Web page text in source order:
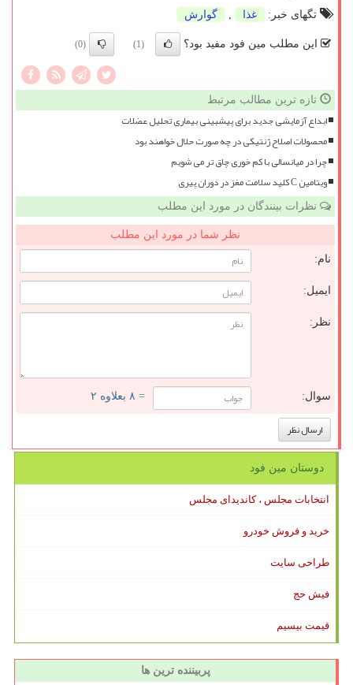
تگهای خبر:
غذا گوارش
این مطلب مین فود مفید بود؟ (1)
(0)
تازه ترین مطالب مرتبط
ابداع آزمایشی جدید برای پیشبینی بیماری تحلیل عضلات
محصولات اصلاح ژنتیکی در چه صورت حلال خواهند بود
چرا در میانسالی با کم خوری چاق تر می شویم
ویتامین C کلید سلامت مغز در دوران پیری
نظرات بینندگان در مورد این مطلب
نظر شما در مورد این مطلب
نام:
ایمیل:
نظر:
سوال: = ۸ بعلاوه ۲
دوستان مین فود
انتخابات مجلس ، کاندیدای مجلس
خرید و فروش خودرو
طراحی سایت
فیش حج
قیمت بیسیم
پربیننده ترین ها